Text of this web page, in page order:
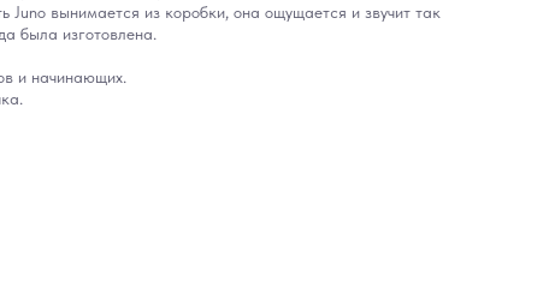
Juno вынимается из коробки, она ощущается и звучит так
была изготовлена.
и начинающих.